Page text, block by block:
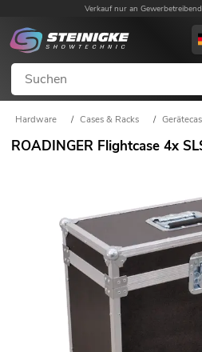
Verkauf nur an
Hardware / Cases & Racks /
ROADINGER Flightcase 4x